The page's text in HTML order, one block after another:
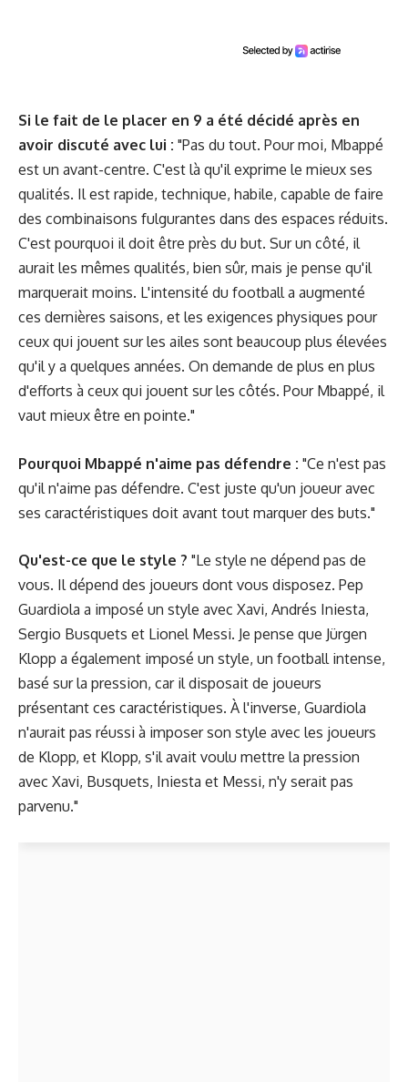
Si le fait de le placer en 9 a été décidé après en
avoir discuté avec lui : "Pas du tout. Pour moi, Mbappé
est un avant-centre. C'est là qu'il exprime le mieux ses
qualités. Il est rapide, technique, habile, capable de faire
des combinaisons fulgurantes dans des espaces réduits.
C'est pourquoi il doit être près du but. Sur un côté, il
aurait les mêmes qualités, bien sûr, mais je pense qu'il
marquerait moins. L'intensité du football a augmenté
ces dernières saisons, et les exigences physiques pour
ceux qui jouent sur les ailes sont beaucoup plus élevées
qu'il y a quelques années. On demande de plus en plus
d'efforts à ceux qui jouent sur les côtés. Pour Mbappé, il
vaut mieux être en pointe."
Pourquoi Mbappé n'aime pas défendre : "Ce n'est pas
qu'il n'aime pas défendre. C'est juste qu'un joueur avec
ses caractéristiques doit avant tout marquer des buts."
Qu'est-ce que le style ? "Le style ne dépend pas de
vous. Il dépend des joueurs dont vous disposez. Pep
Guardiola a imposé un style avec Xavi, Andrés Iniesta,
Sergio Busquets et Lionel Messi. Je pense que Jürgen
Klopp a également imposé un style, un football intense,
basé sur la pression, car il disposait de joueurs
présentant ces caractéristiques. À l'inverse, Guardiola
n'aurait pas réussi à imposer son style avec les joueurs
de Klopp, et Klopp, s'il avait voulu mettre la pression
avec Xavi, Busquets, Iniesta et Messi, n'y serait pas
parvenu."